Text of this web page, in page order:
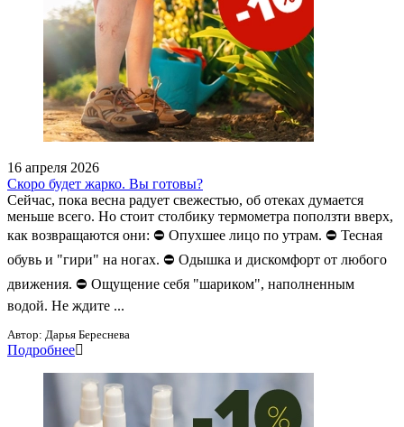
16 апреля 2026
Скоро будет жарко. Вы готовы?
Сейчас, пока весна радует свежестью, об отеках думается
меньше всего. Но стоит столбику термометра поползти вверх,
как возвращаются они: ⛔ Опухшее лицо по утрам. ⛔ Тесная
обувь и "гири" на ногах. ⛔ Одышка и дискомфорт от любого
движения. ⛔ Ощущение себя "шариком", наполненным
водой. Не ждите ...
Автор: Дарья Береснева
Подробнее